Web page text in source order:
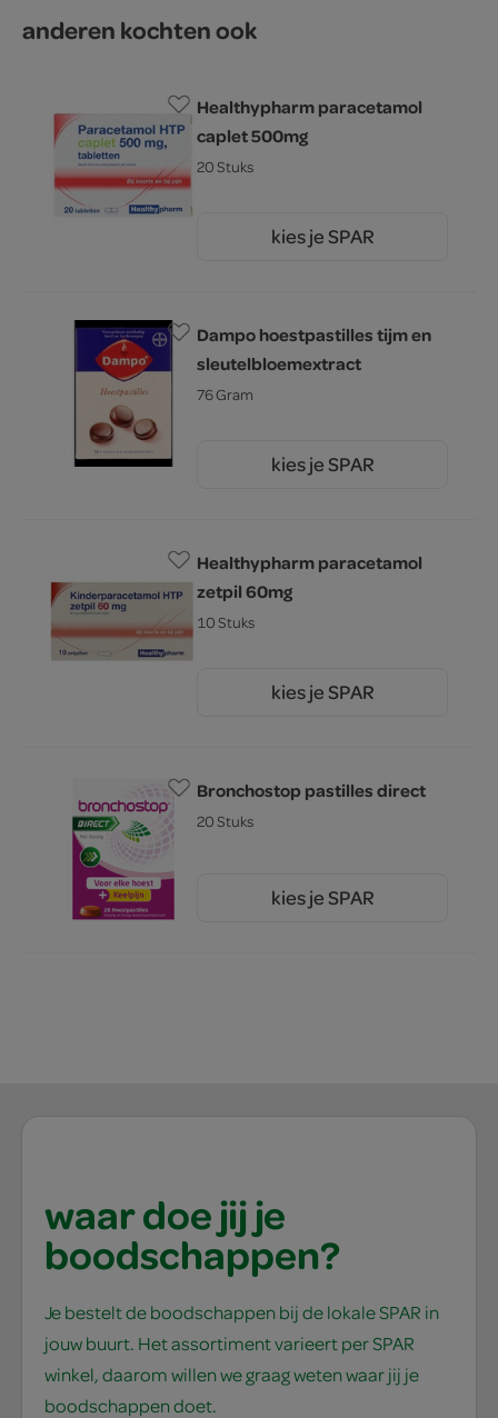
anderen kochten ook
Healthypharm paracetamol
caplet 500mg
20 Stuks
kies je SPAR
Dampo hoestpastilles tijm en
sleutelbloemextract
76 Gram
kies je SPAR
Healthypharm paracetamol
zetpil 60mg
10 Stuks
kies je SPAR
Bronchostop pastilles direct
20 Stuks
kies je SPAR
waar doe jij je
boodschappen?
Je bestelt de boodschappen bij de lokale SPAR in
jouw buurt. Het assortiment varieert per SPAR
winkel, daarom willen we graag weten waar jij je
boodschappen doet.